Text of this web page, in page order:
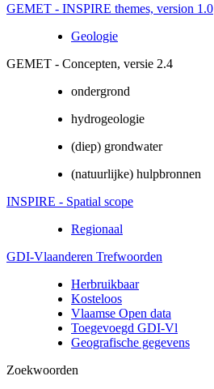
GEMET - INSPIRE themes, version 1.0
Geologie
GEMET - Concepten, versie 2.4
ondergrond
hydrogeologie
(diep) grondwater
(natuurlijke) hulpbronnen
INSPIRE - Spatial scope
Regionaal
GDI-Vlaanderen Trefwoorden
Herbruikbaar
Kosteloos
Vlaamse Open data
Toegevoegd GDI-Vl
Geografische gegevens
Zoekwoorden